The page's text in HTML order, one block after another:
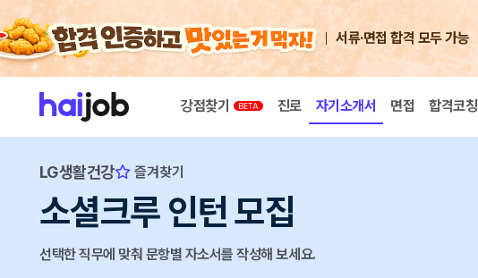
서류·면접 합격 모두 가능
강점찾기 진로 자기소개서 면접 합격코칭
LG생활건강 즐겨찾기
소셜크루 인턴 모집
선택한 직무에 맞춰 문항별 자소서를 작성해 보세요.